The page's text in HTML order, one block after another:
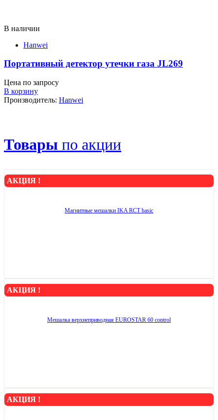
В наличии
Hanwei
Портативный детектор утечки газа JL269
Цена по запросу
В корзину
Производитель: Hanwei
Товары по акции
АКЦИЯ !
Магнитные мешалки IKA RCT basic
АКЦИЯ !
Мешалка верхнеприводная EUROSTAR 60 control
АКЦИЯ !